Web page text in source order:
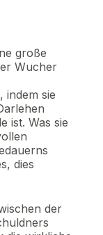
große
Wucher
indem sie
ist. Was sie
dies
der